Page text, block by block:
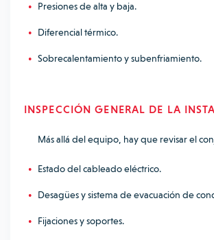
Presiones de alta y baja.
Diferencial térmico.
Sobrecalentamiento y subenfriamiento.
INSPECCIÓN GENERAL DE LA
Más allá del equipo, hay que revisar el
Estado del cableado eléctrico.
Desagües y sistema de evacuación de
Fijaciones y soportes.